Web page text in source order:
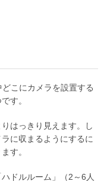
こにカメラを設置する
す。
はっきり見えます。し
に収まるようにするに
す。
ドルルーム」（2～6人